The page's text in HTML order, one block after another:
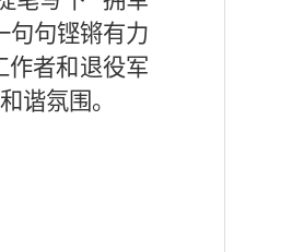
句句铿锵有力
作者和退役军
谐氛围。